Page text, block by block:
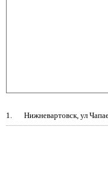
1. Нижневартовск, ул